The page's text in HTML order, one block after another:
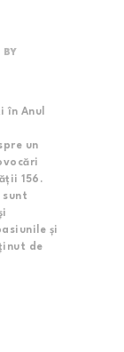
BY
în Anul
un
156.
sunt
și
de